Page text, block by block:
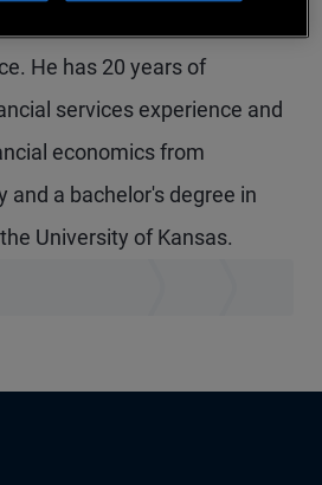
He has 20 years of
services experience and
economics from
and a bachelor's degree in
University of Kansas.